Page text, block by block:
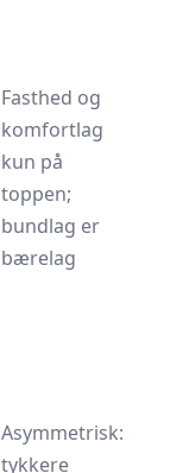
Fasthed og
komfortlag
kun på
toppen;
bundlag er
bærelag
Asymmetrisk:
tykkere